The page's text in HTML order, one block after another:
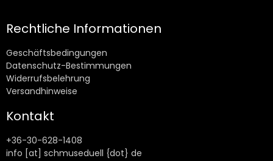
Rechtliche Informationen
Geschäftsbedingungen
Datenschutz-Bestimmungen
Widerrufsbelehrung
Versandhinweise
Kontakt
+36-30-628-1408
info [at] schmuseduell {dot} de